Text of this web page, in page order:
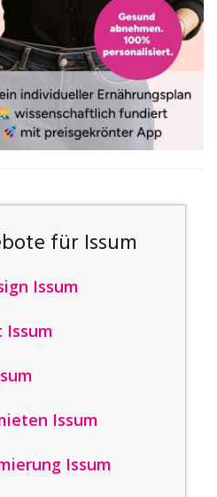
für Issum
Issum
Issum
Issum
Issum